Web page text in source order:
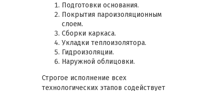
Подготовки основания.
Покрытия пароизоляционным
слоем.
Сборки каркаса.
Укладки теплоизолятора.
Гидроизоляции.
Наружной облицовки.
Строгое исполнение всех
технологических этапов содействует